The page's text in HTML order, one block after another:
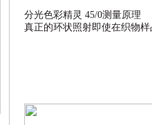
分光色彩精灵 45/0测量原理
真正的环状照射即使在织物